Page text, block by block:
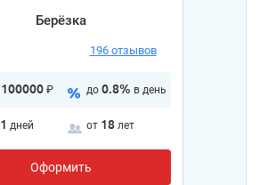
Берёзка
196 отзывов
100000 ₽ до 0.8% в день
1 дней от 18 лет
Оформить